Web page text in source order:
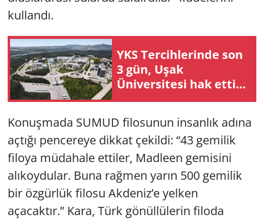
kullandı.
YKS Tercihlerinde son
3 gün, Uşak
Üniversitesi hak ettiği
yere gelecek mi?
Konuşmada SUMUD filosunun insanlık adına
açtığı pencereye dikkat çekildi: “43 gemilik
filoya müdahale ettiler, Madleen gemisini
alıkoydular. Buna rağmen yarın 500 gemilik
bir özgürlük filosu Akdeniz’e yelken
açacaktır.” Kara, Türk gönüllülerin filoda